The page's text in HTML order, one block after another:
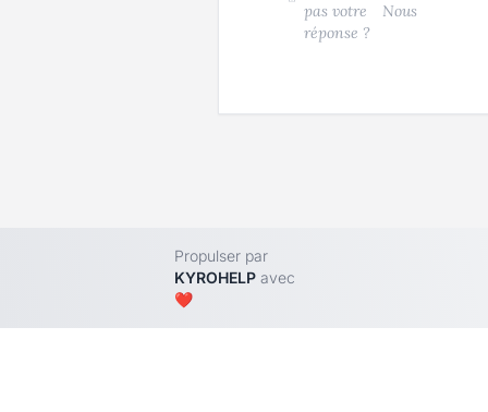
pas votre
réponse ?
Nous
Propulser par
KYROHELP avec
❤️